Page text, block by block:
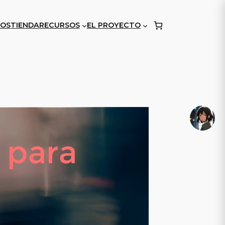
TIENDARECURSOS EL PROYECTO